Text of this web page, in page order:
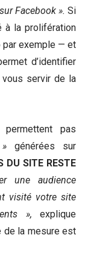
Facebook ». Si
à la prolifération
par exemple — et
d’identifier
servir de la
pas
générées sur
DU SITE RESTE
une audience
visité votre site
», explique
de la mesure est